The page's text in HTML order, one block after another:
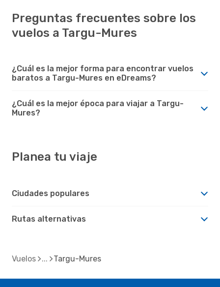
Preguntas frecuentes sobre los
vuelos a Targu-Mures
¿Cuál es la mejor forma para encontrar vuelos
baratos a Targu-Mures en eDreams?
¿Cuál es la mejor época para viajar a Targu-
Mures?
Planea tu viaje
Ciudades populares
Rutas alternativas
Vuelos Targu-Mures